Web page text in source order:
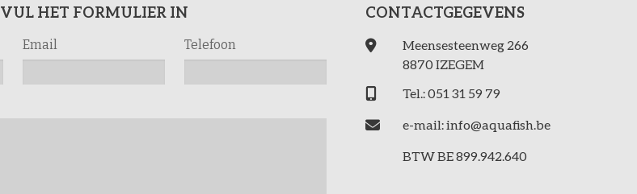
VUL HET FORMULIER IN
Email Telefoon
CONTACTGEGEVENS
Meensesteenweg 266
8870 IZEGEM
Tel.: 051 31 59 79
e-mail: info@aquafish.be
BTW BE 899.942.640